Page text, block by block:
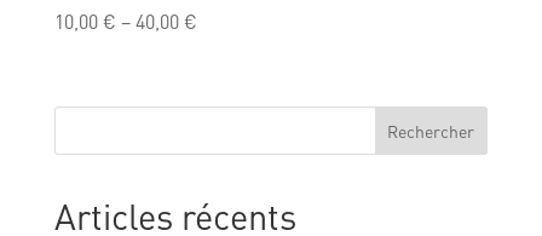
10,00€ –40,00€
Rechercher
Articles récents